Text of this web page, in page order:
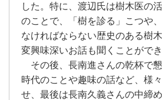
した。特に、渡辺氏は樹木医の
のことで、「樹を診る」こつや
なければならない歴史のある樹
変興味深いお話も聞くことができ
その後、長南進さんの乾杯で
時代のことや趣味の話など、様
せ、最後は長南久義さんの中締